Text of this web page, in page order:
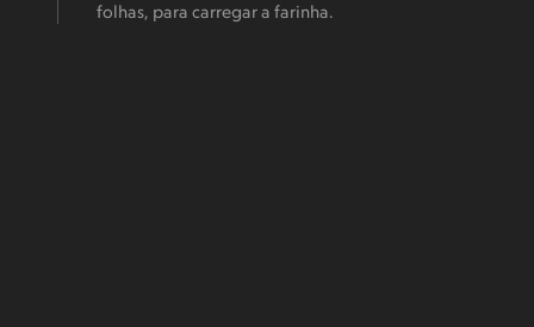
folhas, para carregar a farinha.